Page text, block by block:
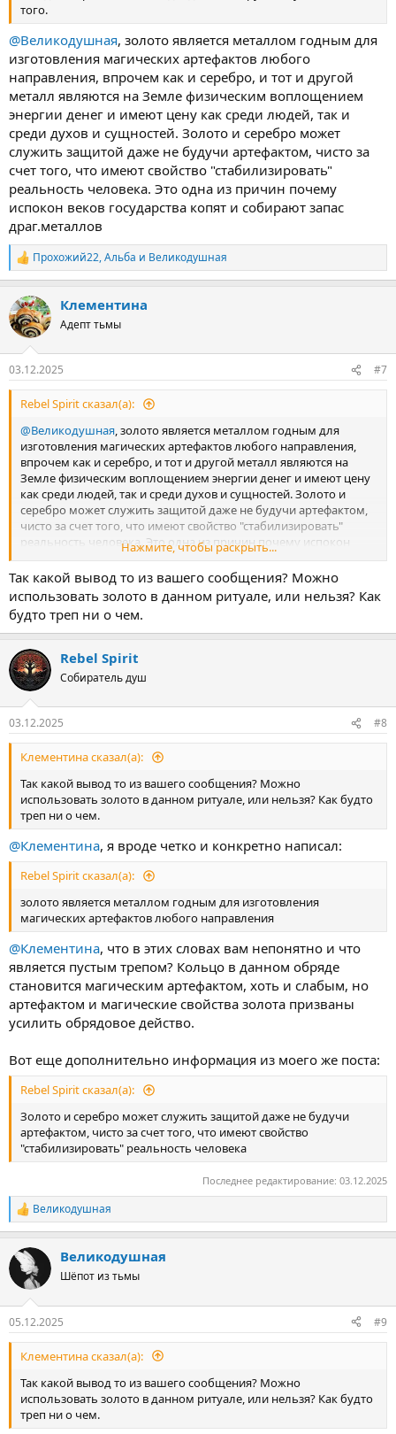
того.
@Великодушная, золото является металлом годным для
изготовления магических артефактов любого
направления, впрочем как и серебро, и тот и другой
металл являются на Земле физическим воплощением
энергии денег и имеют цену как среди людей, так и
среди духов и сущностей. Золото и серебро может
служить защитой даже не будучи артефактом, чисто за
счет того, что имеют свойство "стабилизировать"
реальность человека. Это одна из причин почему
испокон веков государства копят и собирают запас
драг.металлов
Р
е
к
ц
и
Прохожий22,Альба и Великодушная
Клементина
Адепт тьмы
03.12.2025 #7
Rebel Spirit сказал(а):
@Великодушная, золото является металлом годным для
изготовления магических артефактов любого направления,
впрочем как и серебро, и тот и другой металл являются на
Земле физическим воплощением энергии денег и имеют цену
как среди людей, так и среди духов и сущностей. Золото и
серебро может служить защитой даже не будучи артефактом,
чисто за счет того, что имеют свойство "стабилизировать"
реальность человека. Это одна из причин почему испокон
веков государства копят и собирают запас драг.металлов
Нажмите, чтобы раскрыть...
Так какой вывод то из вашего сообщения? Можно
использовать золото в данном ритуале, или нельзя? Как
будто треп ни о чем.
Rebel Spirit
Собиратель душ
03.12.2025 #8
Клементина сказал(а):
Так какой вывод то из вашего сообщения? Можно
использовать золото в данном ритуале, или нельзя? Как будто
треп ни о чем.
@Клементина, я вроде четко и конкретно написал:
Rebel Spirit сказал(а):
золото является металлом годным для изготовления
магических артефактов любого направления
@Клементина, что в этих словах вам непонятно и что
является пустым трепом? Кольцо в данном обряде
становится магическим артефактом, хоть и слабым, но
артефактом и магические свойства золота призваны
усилить обрядовое действо.
Вот еще дополнительно информация из моего же поста:
Rebel Spirit сказал(а):
Золото и серебро может служить защитой даже не будучи
артефактом, чисто за счет того, что имеют свойство
"стабилизировать" реальность человека
Последнее редактирование: 03.12.2025
Р
е
к
ц
и
Великодушная
Великодушная
Шёпот из тьмы
05.12.2025 #9
Клементина сказал(а):
Так какой вывод то из вашего сообщения? Можно
использовать золото в данном ритуале, или нельзя? Как будто
треп ни о чем.